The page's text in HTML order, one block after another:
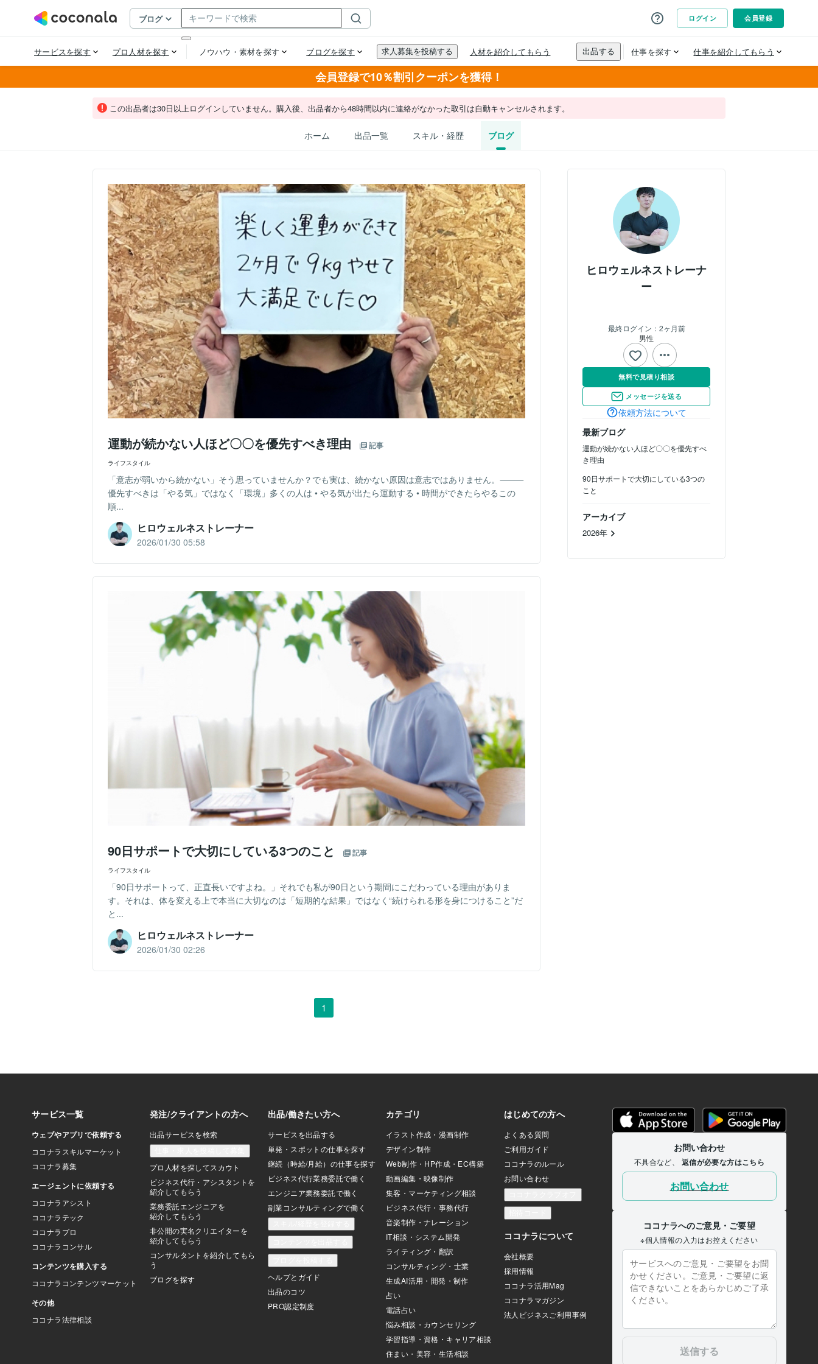
会員登録で10％割引クーポンを獲得！
この出品者は30日以上ログインしていません。購入後、出品者から48時間以内に連絡がなかった取引は自動キャンセルされます。
ホーム 出品一覧 スキル・経歴 ブログ
ヒロウェルネストレーナ
ー
最終ログイン： 2ヶ月前
男性
無料で見積り相談
メッセージを送る
依頼方法について
最新ブログ
運動が続かない人ほど〇〇を優先すべ
き理由
90日サポートで大切にしている3つの
こと
アーカイブ
2026年
運動が続かない人ほど〇〇を優先すべき理由 記事
ライフスタイル
「意志が弱いから続かない」そう思っていませんか？でも実は、続かない原因は意志ではありません。⸻
優先すべきは「やる気」ではなく「環境」多くの人は • やる気が出たら運動する • 時間ができたらやるこの
順...
ヒロウェルネストレーナー
2026/01/30 05:58
90日サポートで大切にしている3つのこと 記事
ライフスタイル
「90日サポートって、正直長いですよね。」それでも私が90日という期間にこだわっている理由がありま
す。それは、体を変える上で本当に大切なのは「短期的な結果」ではなく“続けられる形を身につけること”だ
と...
ヒロウェルネストレーナー
2026/01/30 02:26
1